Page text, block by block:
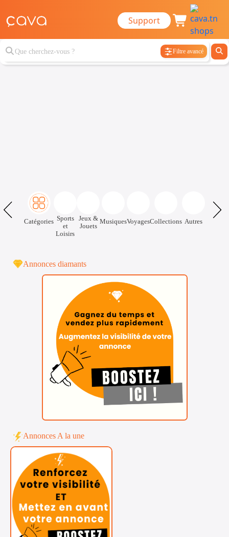
Support
Filtre avancé
Catégories Sports
et
Loisirs
Jeux &
Jouets
MusiquesVoyagesCollections Autres
Annonces diamants
Annonces A la une